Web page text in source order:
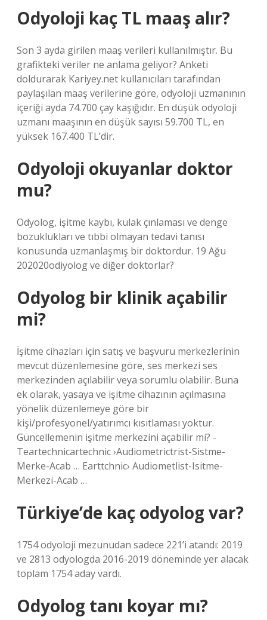
Odyoloji kaç TL maaş alır?
Son 3 ayda girilen maaş verileri kullanılmıştır. Bu
grafikteki veriler ne anlama geliyor? Anketi
doldurarak Kariyey.net kullanıcıları tarafından
paylaşılan maaş verilerine göre, odyoloji uzmanının
içeriği ayda 74.700 çay kaşığıdır. En düşük odyoloji
uzmanı maaşının en düşük sayısı 59.700 TL, en
yüksek 167.400 TL’dir.
Odyoloji okuyanlar doktor
mu?
Odyolog, işitme kaybı, kulak çınlaması ve denge
bozuklukları ve tıbbi olmayan tedavi tanısı
konusunda uzmanlaşmış bir doktordur. 19 Ağu
202020odiyolog ve diğer doktorlar?
Odyolog bir klinik açabilir
mi?
İşitme cihazları için satış ve başvuru merkezlerinin
mevcut düzenlemesine göre, ses merkezi ses
merkezinden açılabilir veya sorumlu olabilir. Buna
ek olarak, yasaya ve işitme cihazının açılmasına
yönelik düzenlemeye göre bir
kişi/profesyonel/yatırımcı kısıtlaması yoktur.
Güncellemenin işitme merkezini açabilir mi? -
Teartechnicartechnic ›Audiometrictrist-Sistme-
Merke-Acab … Earttchnic› Audiometlist-Isitme-
Merkezi-Acab …
Türkiye’de kaç odyolog var?
1754 odyoloji mezunudan sadece 221’i atandı: 2019
ve 2813 odyologda 2016-2019 döneminde yer alacak
toplam 1754 aday vardı.
Odyolog tanı koyar mı?